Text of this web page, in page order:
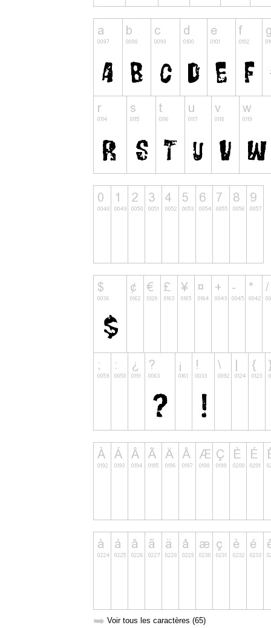
➥ Voir tous les caractères (65)